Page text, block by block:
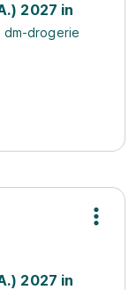
2027 in
dm-drogerie
2027 in